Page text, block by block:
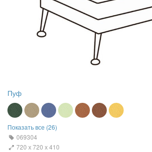
Пуф
Показать все (26)
069304
720 х 720 х 410